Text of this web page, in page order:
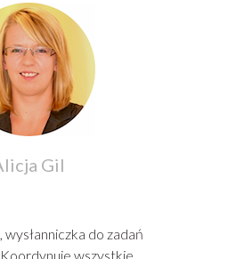
Gil
do zadań
wszystkie